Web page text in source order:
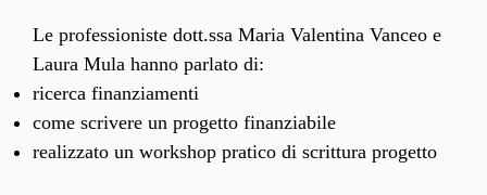
Le professioniste dott.ssa Maria Valentina Vanceo e
Laura Mula hanno parlato di:
ricerca finanziamenti
come scrivere un progetto finanziabile
realizzato un workshop pratico di scrittura progetto